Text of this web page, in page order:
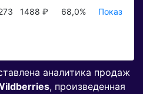
1488 ₽ 68,0% Показать ₽
аналитика продаж
, произведенная